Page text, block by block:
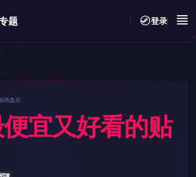
题 登录
纸盘点
宜又好看的贴
讀